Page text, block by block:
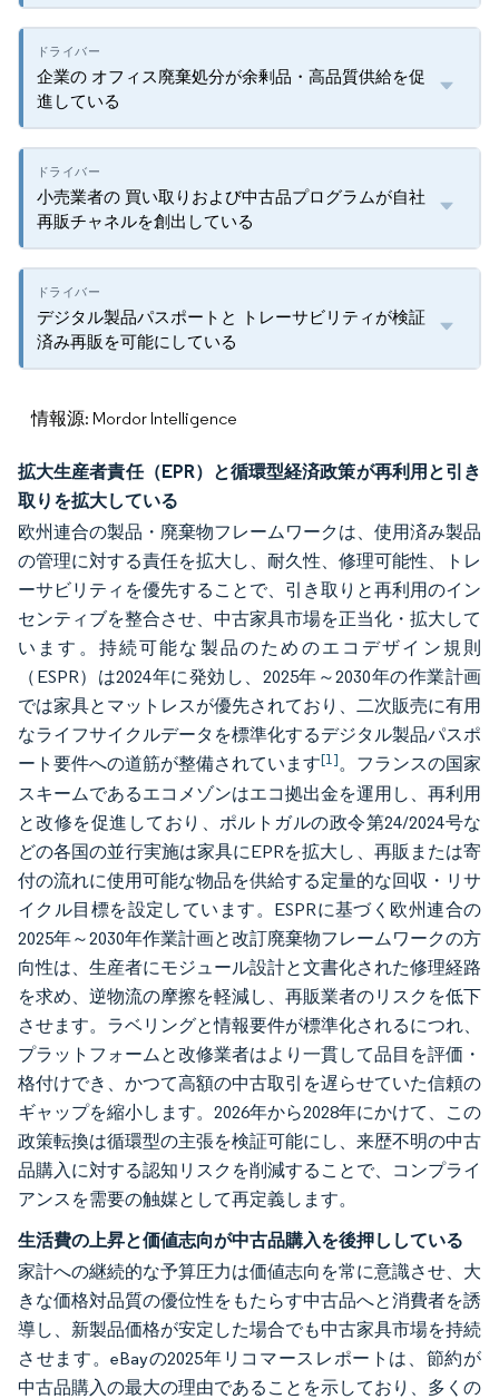
企業の オフィス廃棄処分が余剰品・高品質供給を促
進している
小売業者の 買い取りおよび中古品プログラムが自社
再販チャネルを創出している
デジタル製品パスポートと トレーサビリティが検証
済み再販を可能にしている
情報源: Mordor Intelligence
拡大生産者責任（EPR）と循環型経済政策が再利用と引き
取りを拡大している
欧州連合の製品・廃棄物フレームワークは、使用済み製品
の管理に対する責任を拡大し、耐久性、修理可能性、トレ
ーサビリティを優先することで、引き取りと再利用のイン
センティブを整合させ、中古家具市場を正当化・拡大して
います。持続可能な製品のためのエコデザイン規則
（ESPR）は2024年に発効し、2025年～2030年の作業計画
では家具とマットレスが優先されており、二次販売に有用
なライフサイクルデータを標準化するデジタル製品パスポ
ート要件への道筋が整備されています[1]。フランスの国家
スキームであるエコメゾンはエコ拠出金を運用し、再利用
と改修を促進しており、ポルトガルの政令第24/2024号な
どの各国の並行実施は家具にEPRを拡大し、再販または寄
付の流れに使用可能な物品を供給する定量的な回収・リサ
イクル目標を設定しています。ESPRに基づく欧州連合の
2025年～2030年作業計画と改訂廃棄物フレームワークの方
向性は、生産者にモジュール設計と文書化された修理経路
を求め、逆物流の摩擦を軽減し、再販業者のリスクを低下
させます。ラベリングと情報要件が標準化されるにつれ、
プラットフォームと改修業者はより一貫して品目を評価・
格付けでき、かつて高額の中古取引を遅らせていた信頼の
ギャップを縮小します。2026年から2028年にかけて、この
政策転換は循環型の主張を検証可能にし、来歴不明の中古
品購入に対する認知リスクを削減することで、コンプライ
アンスを需要の触媒として再定義します。
生活費の上昇と価値志向が中古品購入を後押ししている
家計への継続的な予算圧力は価値志向を常に意識させ、大
きな価格対品質の優位性をもたらす中古品へと消費者を誘
導し、新製品価格が安定した場合でも中古家具市場を持続
させます。eBayの2025年リコマースレポートは、節約が
中古品購入の最大の理由であることを示しており、多くの